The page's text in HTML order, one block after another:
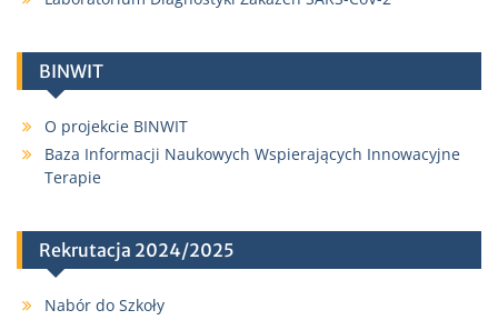
BINWIT
O projekcie BINWIT
Baza Informacji Naukowych Wspierających Innowacyjne
Terapie
Rekrutacja 2024/2025
Nabór do Szkoły